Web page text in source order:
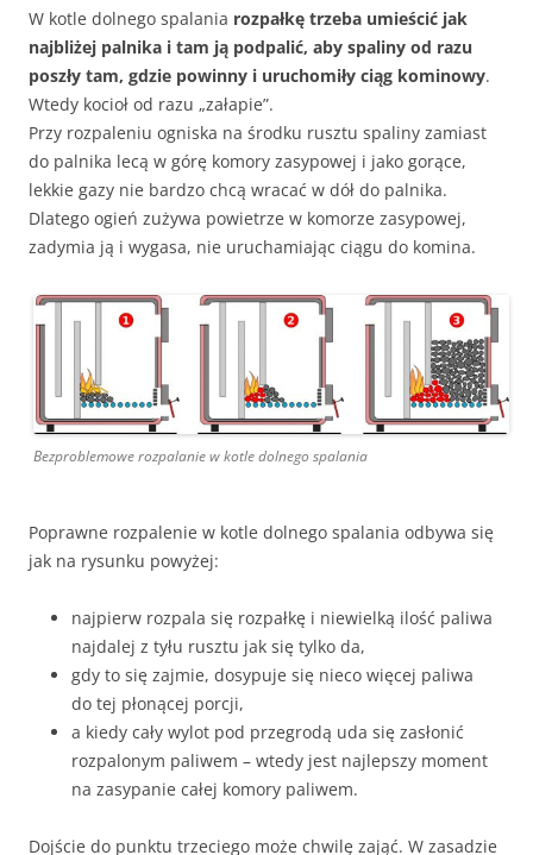
W kotle dolnego spalania rozpałkę trzeba umieścić jak
najbliżej palnika i tam ją podpalić, aby spaliny od razu
poszły tam, gdzie powinny i uruchomiły ciąg kominowy.
Wtedy kocioł od razu „załapie”.
Przy rozpaleniu ogniska na środku rusztu spaliny zamiast
do palnika lecą w górę komory zasypowej i jako gorące,
lekkie gazy nie bardzo chcą wracać w dół do palnika.
Dlatego ogień zużywa powietrze w komorze zasypowej,
zadymia ją i wygasa, nie uruchamiając ciągu do komina.
Bezproblemowe rozpalanie w kotle dolnego spalania
Poprawne rozpalenie w kotle dolnego spalania odbywa się
jak na rysunku powyżej:
najpierw rozpala się rozpałkę i niewielką ilość paliwa
najdalej z tyłu rusztu jak się tylko da,
gdy to się zajmie, dosypuje się nieco więcej paliwa
do tej płonącej porcji,
a kiedy cały wylot pod przegrodą uda się zasłonić
rozpalonym paliwem – wtedy jest najlepszy moment
na zasypanie całej komory paliwem.
Dojście do punktu trzeciego może chwilę zająć. W zasadzie